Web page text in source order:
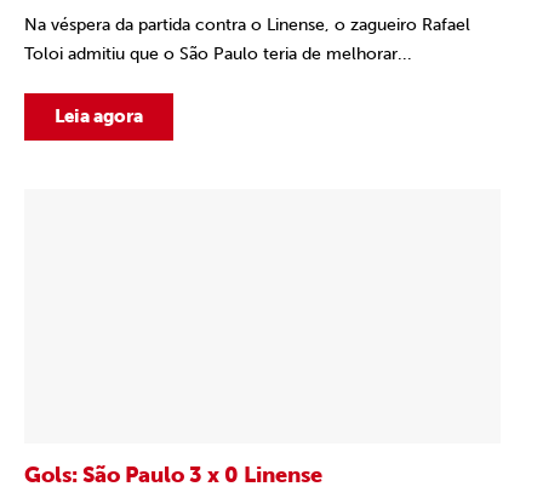
Na véspera da partida contra o Linense, o zagueiro Rafael
Toloi admitiu que o São Paulo teria de melhorar...
Leia agora
Gols: São Paulo 3 x 0 Linense